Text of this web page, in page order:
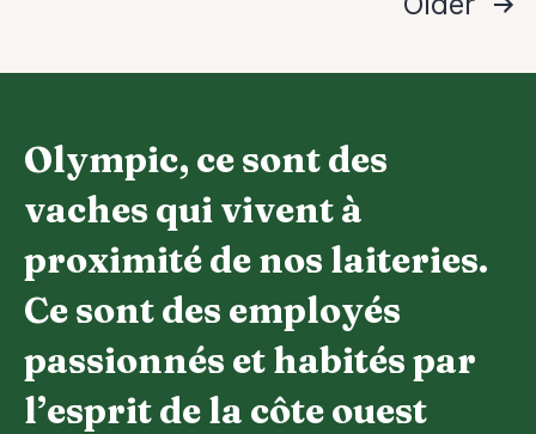
publications
Olympic, ce sont des
vaches qui vivent à
proximité de nos laiteries.
Ce sont des employés
passionnés et habités par
l’esprit de la côte ouest